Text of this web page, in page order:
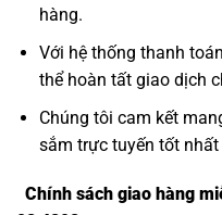
hàng.
Với hệ thống thanh
thể hoàn tất giao dịch
Chúng tôi cam kết
sắm trực tuyến tốt nhất
Chính sách giao hàng